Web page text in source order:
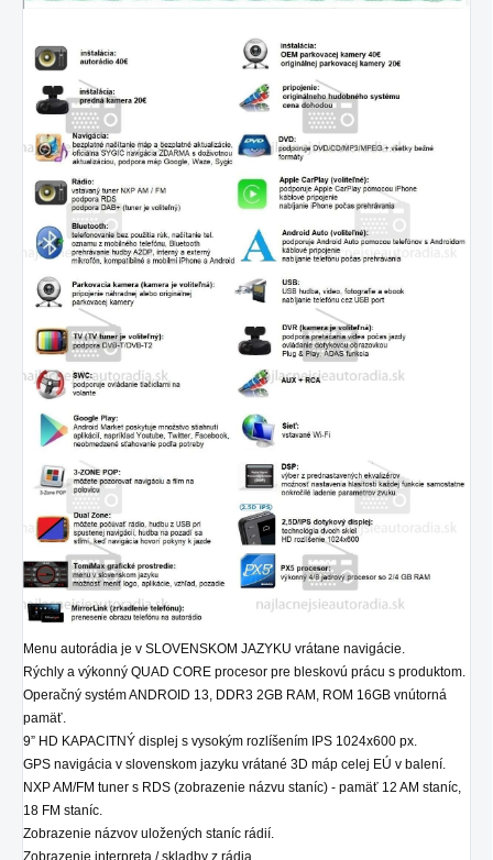
Menu autorádia je v SLOVENSKOM JAZYKU vrátane navigácie.
Rýchly a výkonný QUAD CORE procesor pre bleskovú prácu s produktom.
Operačný systém ANDROID 13, DDR3 2GB RAM, ROM 16GB vnútorná
pamäť.
9” HD KAPACITNÝ displej s vysokým rozlíšením IPS 1024x600 px.
GPS navigácia v slovenskom jazyku vrátané 3D máp celej EÚ v balení.
NXP AM/FM tuner s RDS (zobrazenie názvu staníc) - pamäť 12 AM staníc,
18 FM staníc.
Zobrazenie názvov uložených staníc rádií.
Zobrazenie interpreta / skladby z rádia.